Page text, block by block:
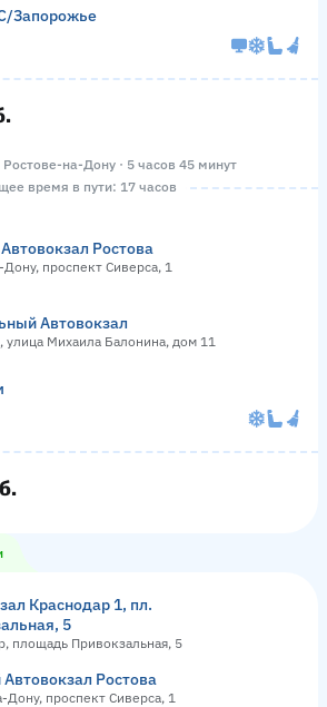
Запорожье
на-Дону · 5 часов 45 минут
время в пути: 17 часов
Ростова
Дону, проспект Сиверса, 1
Автовокзал
улица Михаила Балонина, дом 11
Краснодар 1, пл.
5
площадь Привокзальная, 5
Ростова
Дону, проспект Сиверса, 1